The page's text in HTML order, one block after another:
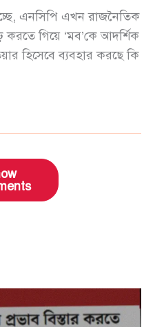
এনসিপি এখন রাজনৈতিক
করতে গিয়ে ‘মব’কে আদর্শিক
হিসেবে ব্যবহার করছে কি